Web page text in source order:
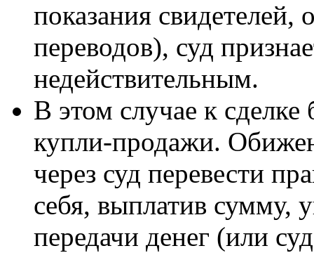
показания свидетелей,
переводов), суд
недействительным.
В этом случае к
купли-продажи.
через суд перевести
себя, выплатив сумму,
передачи денег (или